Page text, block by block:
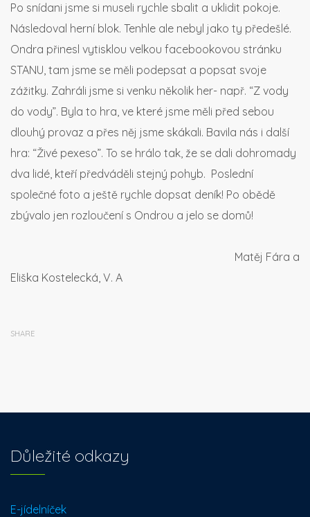
Po snídani jsme si museli rychle sbalit a uklidit pokoje.
Následoval herní blok. Tenhle ale nebyl jako ty předešlé.
Ondra přinesl vytisklou velkou facebookovou stránku
STANU, tam jsme se měli podepsat a popsat svoje
zážitky. Zahráli jsme si venku několik her- např. “Z vody
do vody”. Byla to hra, ve které jsme měli před sebou
dlouhý provaz a přes něj jsme skákali. Bavila nás i další
hra: “Živé pexeso”. To se hrálo tak, že se dali dohromady
dva lidé, kteří předváděli stejný pohyb. Poslední
společné foto a ještě rychle dopsat deník! Po obědě
zbývalo jen rozloučení s Ondrou a jelo se domů!
Matěj Fára a
Eliška Kostelecká, V. A
SHARE
Důležité odkazy
E-jídelníček